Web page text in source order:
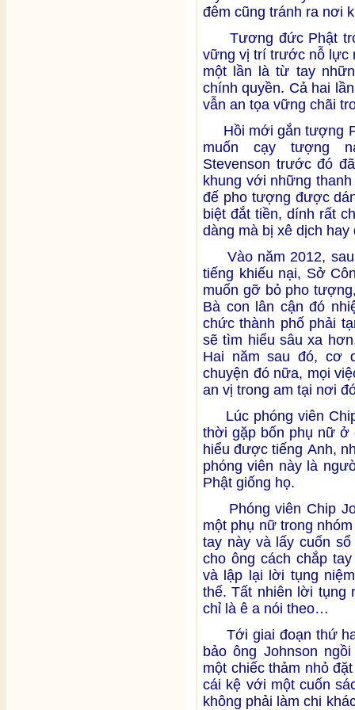
đêm cũng tránh ra nơi
Tương đức Phật
vững vị trí trước nỗ lực
một lần là từ tay
chính quyền. Cả hai
vẫn an tọa vững chãi
Hồi mới gắn tượng
muốn cạy tượng
Stevenson trước đó
khung với những
đế pho tượng được
biệt đắt tiền, dính rất
dàng mà bị xê dịch
Vào năm 2012, sau
tiếng khiếu nại, Sở
muốn gỡ bỏ pho
Bà con lân cận đó
chức thành phố phải
sẽ tìm hiểu sâu xa
Hai năm sau đó, cơ
chuyện đó nữa, mọi
an vị trong am tại nơi
Lúc phóng viên Chip
thời gặp bốn phụ nữ ở
hiểu được tiếng Anh,
phóng viên này là
Phật giống họ.
Phóng viên Chip
một phụ nữ trong
tay này và lấy cuốn
cho ông cách chắp
và lập lại lời tụng
thế. Tất nhiên lời tụng
chỉ là ê a nói theo…
Tới giai đoạn thứ
bảo ông Johnson
một chiếc thảm nhỏ
cái kệ với một cuốn
không phải làm chi